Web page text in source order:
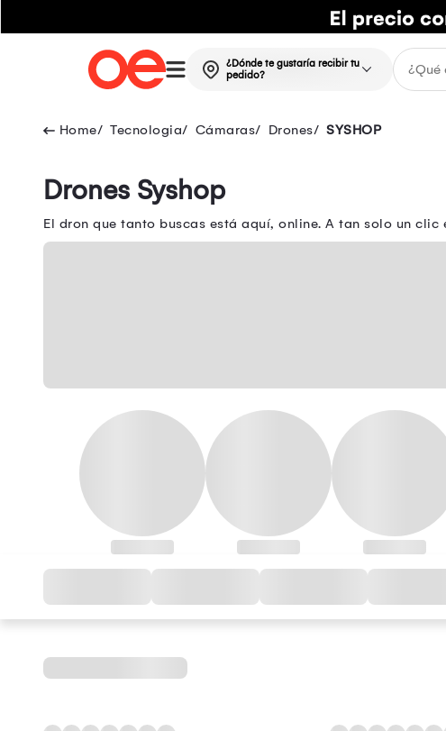
¿Dónde te gustaría recibir tu
pedido?
Tecnologia Cámaras Drones SYSHOP
Drones Syshop
El dron que tanto buscas está aquí, online. A tan solo un